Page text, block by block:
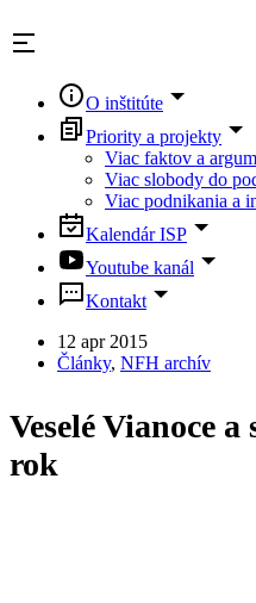
O inštitúte
Priority a projekty
Viac faktov a
Viac slobody do
Viac podnikania a
Kalendár ISP
Youtube kanál
Kontakt
12 apr 2015
Články, NFH archív
Veselé Vianoce
rok